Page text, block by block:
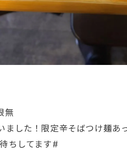
無
した！限定辛そばつけ麺
ちしてます#